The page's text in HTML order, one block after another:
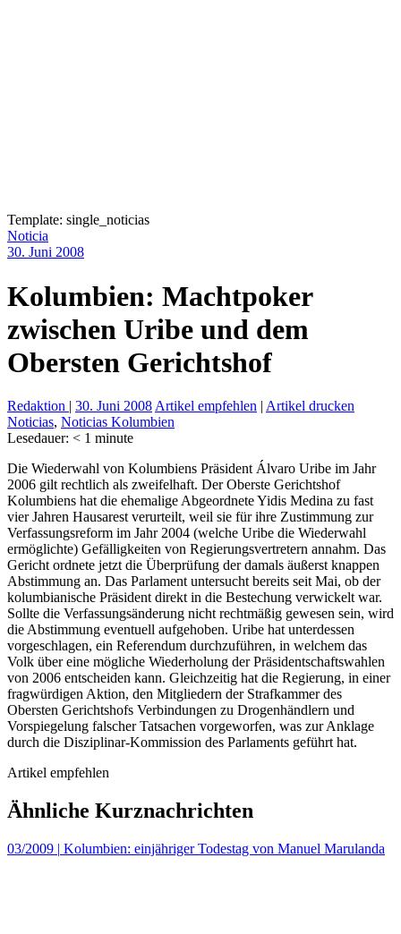
Template: single_noticias
Noticia
30. Juni 2008
Kolumbien: Machtpoker
zwischen Uribe und dem
Obersten Gerichtshof
Redaktion | 30. Juni 2008 Artikel empfehlen | Artikel drucken
Noticias, Noticias Kolumbien
Lesedauer: < 1 minute
Die Wiederwahl von Kolumbiens Präsident Álvaro Uribe im Jahr
2006 gilt rechtlich als zweifelhaft. Der Oberste Gerichtshof
Kolumbiens hat die ehemalige Abgeordnete Yidis Medina zu fast
vier Jahren Hausarest verurteilt, weil sie für ihre Zustimmung zur
Verfassungsreform im Jahr 2004 (welche Uribe die Wiederwahl
ermöglichte) Gefälligkeiten von Regierungsvertretern annahm. Das
Gericht ordnete jetzt die Überprüfung der damals äußerst knappen
Abstimmung an. Das Parlament untersucht bereits seit Mai, ob der
kolumbianische Präsident direkt in die Bestechung verwickelt war.
Sollte die Verfassungsänderung nicht rechtmäßig gewesen sein, wird
die Abstimmung eventuell aufgehoben. Uribe hat unterdessen
vorgeschlagen, ein Referendum durchzuführen, in welchem das
Volk über eine mögliche Wiederholung der Präsidentschaftswahlen
von 2006 entscheiden kann. Gleichzeitig hat die Regierung, in einer
fragwürdigen Aktion, den Mitgliedern der Strafkammer des
Obersten Gerichtshofs Verbindungen zu Drogenhändlern und
Vorspiegelung falscher Tatsachen vorgeworfen, was zur Anklage
durch die Disziplinar-Kommission des Parlaments geführt hat.
Artikel empfehlen
Ähnliche Kurznachrichten
03/2009 | Kolumbien: einjähriger Todestag von Manuel Marulanda